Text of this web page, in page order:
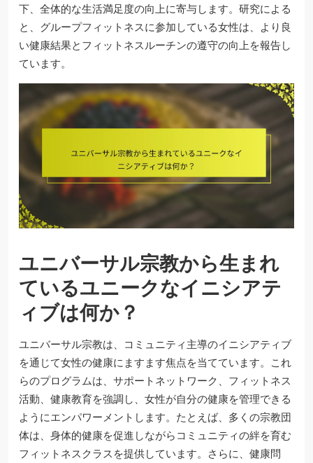
下、全体的な生活満足度の向上に寄与します。研究による
と、グループフィットネスに参加している女性は、より良
い健康結果とフィットネスルーチンの遵守の向上を報告し
ています。
ユニバーサル宗教から生まれ
ているユニークなイニシアテ
ィブは何か？
ユニバーサル宗教は、コミュニティ主導のイニシアティブ
を通じて女性の健康にますます焦点を当てています。これ
らのプログラムは、サポートネットワーク、フィットネス
活動、健康教育を強調し、女性が自分の健康を管理できる
ようにエンパワーメントします。たとえば、多くの宗教団
体は、身体的健康を促進しながらコミュニティの絆を育む
フィットネスクラスを提供しています。さらに、健康問